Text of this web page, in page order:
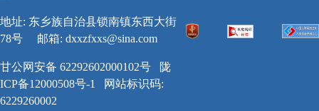
地址: 东乡族自治县锁南镇东西大街
78号
邮箱: dxxzfxxs@sina.com
甘公网安备 62292602000102号
陇
ICP备12000508号-1
网站标识码:
6229260002